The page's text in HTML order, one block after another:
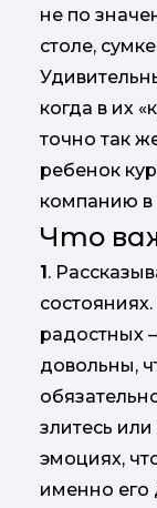
не по
столе,
когда в их
точно так
ребенок
компанию в
Что
1.
радостных
довольны,
злитесь
эмоциях,
именно его